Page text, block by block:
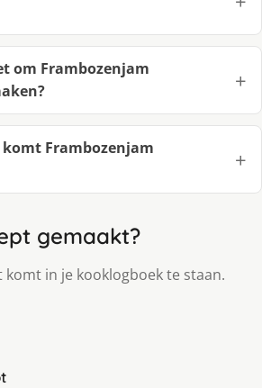
om Frambozenjam
Frambozenjam
gemaakt?
in je kooklogboek te staan.